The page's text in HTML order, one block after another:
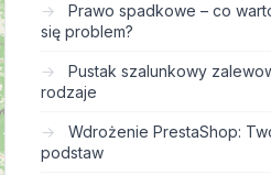
Prawo spadkowe – co
się problem?
Pustak szalunkowy
rodzaje
Wdrożenie PrestaShop:
podstaw